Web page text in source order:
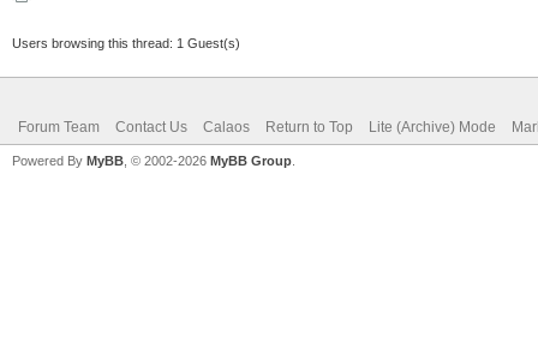
Users browsing this thread: 1 Guest(s)
Forum Team Contact Us Calaos Return to Top Lite (Archive) Mode
Powered By MyBB , © 2002-2026 MyBB Group